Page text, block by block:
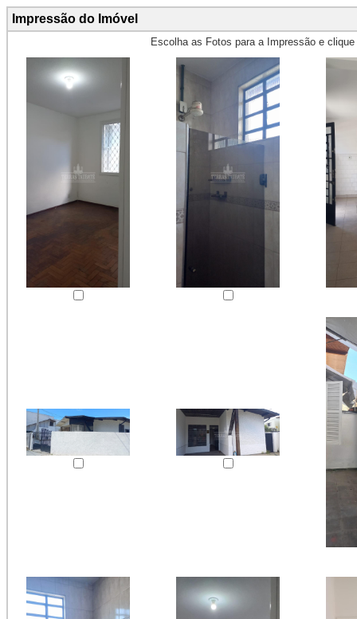
Impressão do Imóvel
Escolha as Fotos para a Impressão e clique